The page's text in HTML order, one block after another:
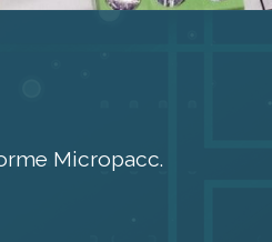
Micropacc.